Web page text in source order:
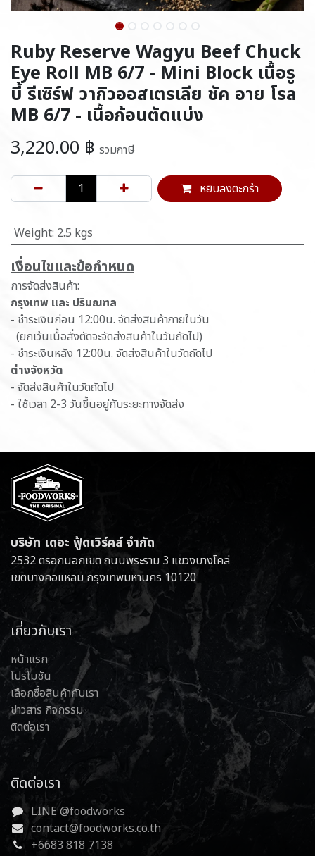
Ruby Reserve Wagyu Beef Chuck
Eye Roll MB 6/7 - Mini Block เนื้อรู
บี้ รีเซิร์ฟ วากิวออสเตรเลีย ชัค อาย โรล
MB 6/7 - เนื้อก้อนตัดแบ่ง
3,220.00 ฿ รวมภาษี
หยิบลงตะกร้า
Weight: 2.5 kgs
เ​งื่อนไขและข้อกำหนด
การจัดส่งสินค้า:
กรุงเทพ และ ปริมณฑล
- ชำระเงินก่อน 12:00น. จัดส่งสินค้าภายในวัน
(ยกเว้นเนื้อสั่งตัดจะจัดส่งสินค้าในวันถัดไป)
- ชำระเงินหลัง 12:00น. จัดส่งสินค้าในวัดถัดไป
ต่างจังหวัด
- จัดส่งสินค้าในวัดถัดไป
- ใช้เวลา 2-3 วันขึ้นอยู่กับระยะทางจัดส่ง
บริษัท เดอะ ฟู้ดเวิร์คส์ จำกัด
2532 ตรอกนอกเขต ถนนพระราม 3 แขวงบางโคล่
เขตบางคอแหลม กรุงเทพมหานคร 10120
เกี่ยวกับเรา
หน้าแรก
โปรโมชัน
เลือกซื้อสินค้ากับเรา
ข่าวสาร กิจกรรม
ติดต่อเรา
ติดต่อเรา
LINE @foodworks
contact@foodworks.co.th
+6683 818 7138